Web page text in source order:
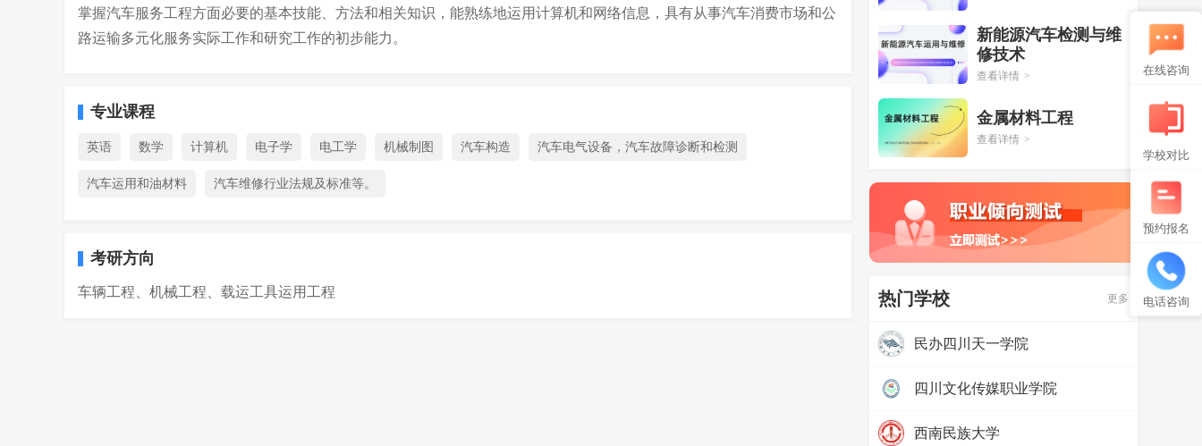
掌握汽车服务工程方面必要的基本技能、方法和相关知识，能熟练地运用计算机和网络信息，具有从事汽车消费市场和公
路运输多元化服务实际工作和研究工作的初步能力。
专业课程
英语 数学 计算机 电子学 电工学 机械制图 汽车构造 汽车电气设备，汽车故障诊断和检测
汽车运用和油材料 汽车维修行业法规及标准等。
考研方向
车辆工程、机械工程、载运工具运用工程
新能源汽车检测与维
修技术
查看详情 >
金属材料工程
查看详情 >
热门学校 更多
民办四川天一学院
四川文化传媒职业学院
西南民族大学
在线咨询
学校对比
预约报名
电话咨询